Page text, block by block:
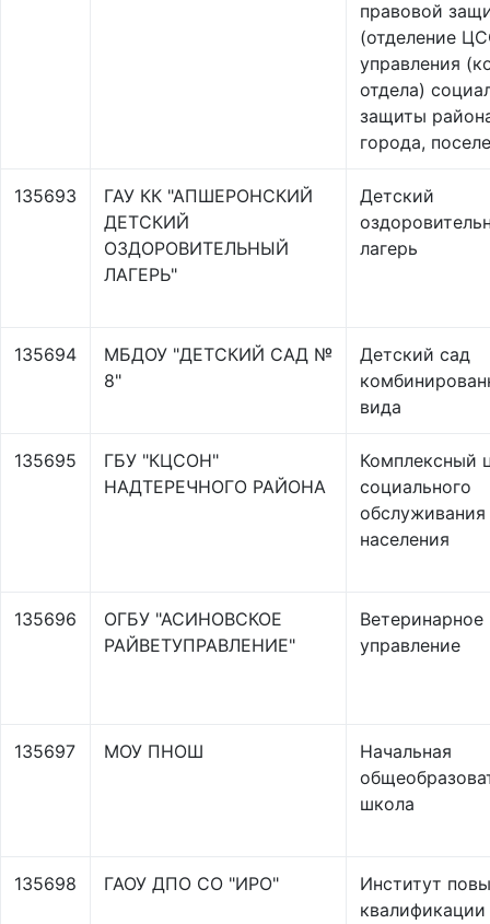
правовой
(отделение
управления
отдела)
защиты
города,
135693
ГАУ КК "АПШЕРОНСКИЙ
ДЕТСКИЙ
ОЗДОРОВИТЕЛЬНЫЙ
ЛАГЕРЬ"
Детский
лагерь
135694
МБДОУ "ДЕТСКИЙ САД №
8"
Детский сад
вида
135695
ГБУ "КЦСОН"
НАДТЕРЕЧНОГО РАЙОНА
Комплексный
социального
обслуживания
населения
135696
ОГБУ "АСИНОВСКОЕ
РАЙВЕТУПРАВЛЕНИЕ"
Ветеринарное
управление
135697 МОУ ПНОШ
Начальная
школа
135698 ГАОУ ДПО СО "ИРО"
Институт
квалификации